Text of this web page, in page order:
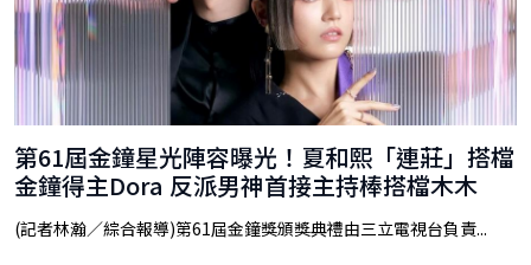
第61屆金鐘星光陣容曝光！夏和熙「連莊」搭檔
金鐘得主Dora 反派男神首接主持棒搭檔木木
(記者林瀚／綜合報導)第61屆金鐘獎頒獎典禮由三立電視台負責...